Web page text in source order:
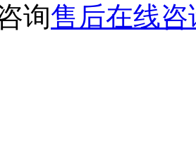
询售后在线咨